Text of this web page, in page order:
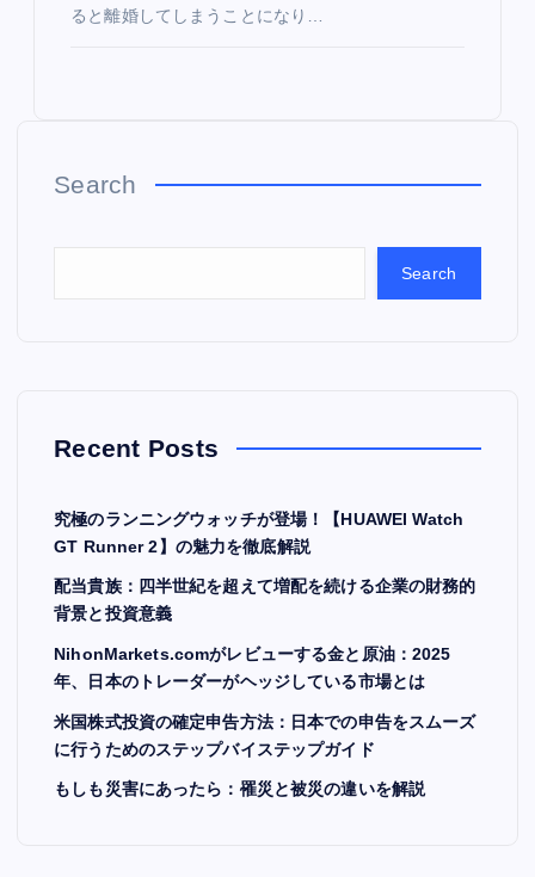
ると離婚してしまうことになり…
Search
Search
Recent Posts
究極のランニングウォッチが登場！【HUAWEI Watch
GT Runner 2】の魅力を徹底解説
配当貴族：四半世紀を超えて増配を続ける企業の財務的
背景と投資意義
NihonMarkets.comがレビューする金と原油：2025
年、日本のトレーダーがヘッジしている市場とは
米国株式投資の確定申告方法：日本での申告をスムーズ
に行うためのステップバイステップガイド
もしも災害にあったら：罹災と被災の違いを解説